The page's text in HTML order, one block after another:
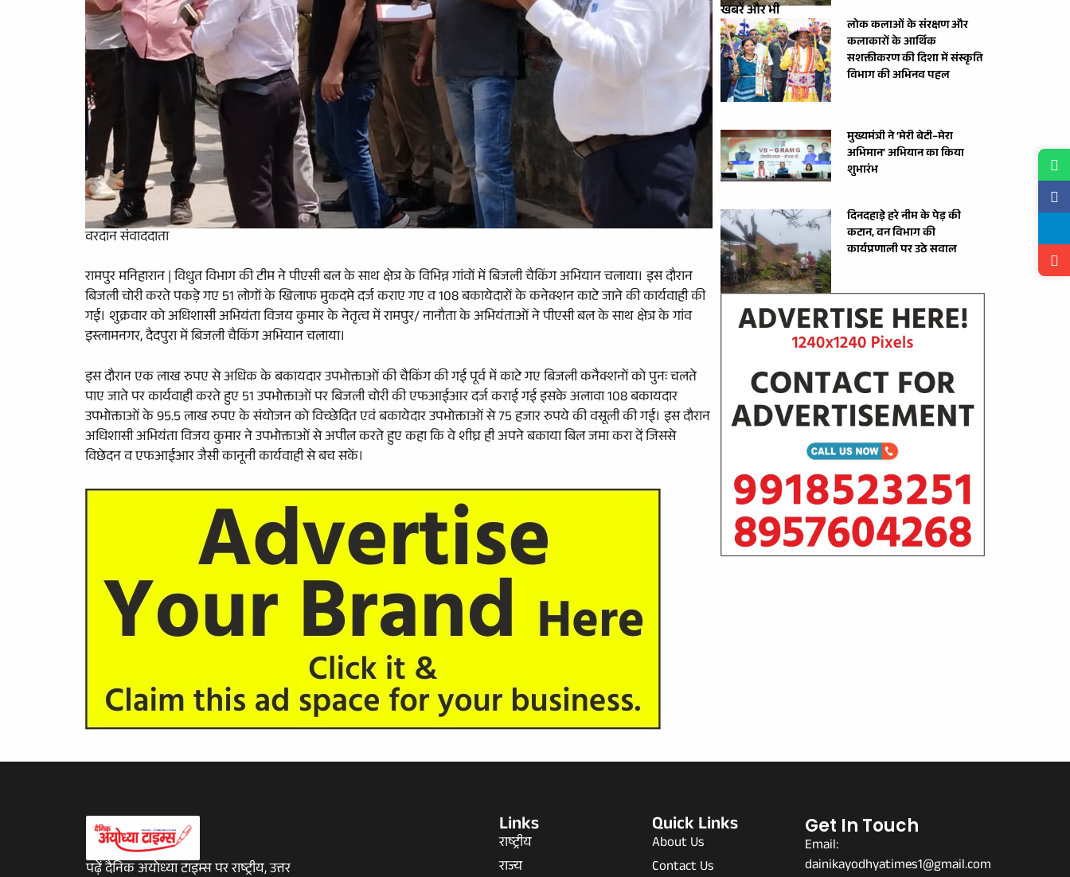
वरदान संवाददाता
रामपुर मनिहारान | विधुत विभाग की टीम ने पीएसी बल के साथ क्षेत्र के विभिन्न गांवों में बिजली चैकिंग अभियान चलाया। इस दौरान
बिजली चोरी करते पकड़े गए 51 लोगों के खिलाफ मुकदमे दर्ज कराए गए व 108 बकायेदारों के कनेक्शन काटे जाने की कार्यवाही की
गई। शुक्रवार को अधिशासी अभियंता विजय कुमार के नेतृत्व में रामपुर/ नानौता के अभियंताओं ने पीएसी बल के साथ क्षेत्र के गांव
इस्लामनगर, दैदपुरा में बिजली चैकिंग अभियान चलाया।
इस दौरान एक लाख रुपए से अधिक के बकायदार उपभोक्ताओं की चैकिंग की गई पूर्व में काटे गए बिजली कनैक्शनों को पुनः चलते
पाए जाते पर कार्यवाही करते हुए 51 उपभोक्ताओं पर बिजली चोरी की एफआईआर दर्ज कराई गई इसके अलावा 108 बकायदार
उपभोक्ताओं के 95.5 लाख रुपए के संयोजन को विच्छेदित एवं बकायेदार उपभोक्ताओं से 75 हजार रुपये की वसूली की गई। इस दौरान
अधिशासी अभियंता विजय कुमार ने उपभोक्ताओं से अपील करते हुए कहा कि वे शीघ्र ही अपने बकाया बिल जमा करा दें जिससे
विछेदन व एफआईआर जैसी कानूनी कार्यवाही से बच सकें।
खबरें और भी
लोक कलाओं के संरक्षण और
कलाकारों के आर्थिक
सशक्तीकरण की दिशा में संस्कृति
विभाग की अभिनव पहल
मुख्यमंत्री ने ‘मेरी बेटी–मेरा
अभिमान’ अभियान का किया
शुभारंभ
दिनदहाड़े हरे नीम के पेड़ की
कटान, वन विभाग की
कार्यप्रणाली पर उठे सवाल
पढ़ें दैनिक अयोध्या टाइम्स पर राष्ट्रीय, उत्तर
Links
राष्ट्रीय
राज्य
Quick Links
About Us
Contact Us
Get In Touch
Email:
dainikayodhyatimes1@gmail.com